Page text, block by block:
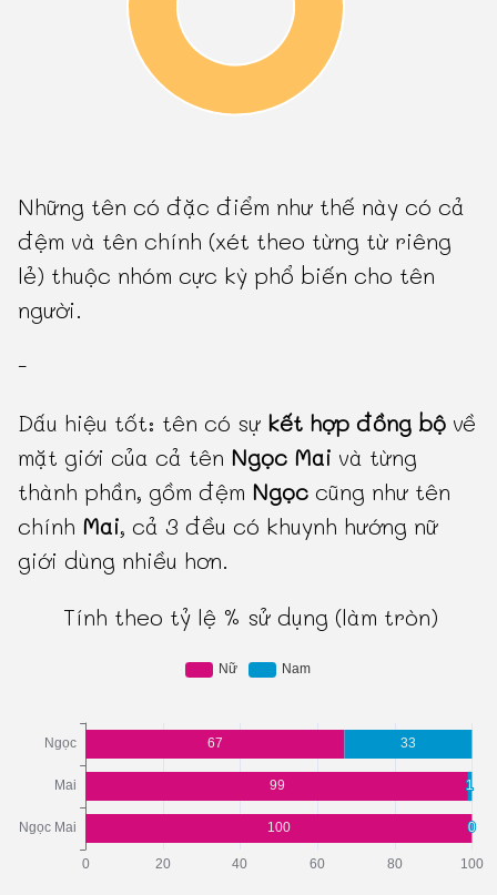
Những tên có đặc điểm như thế này có cả
đệm và tên chính (xét theo từng từ riêng
lẻ) thuộc nhóm cực kỳ phổ biến cho tên
người.
-
Dấu hiệu tốt: tên có sự kết hợp đồng bộ về
mặt giới của cả tên Ngọc Mai và từng
thành phần, gồm đệm Ngọc cũng như tên
chính Mai, cả 3 đều có khuynh hướng nữ
giới dùng nhiều hơn.
Tính theo tỷ lệ % sử dụng (làm tròn)